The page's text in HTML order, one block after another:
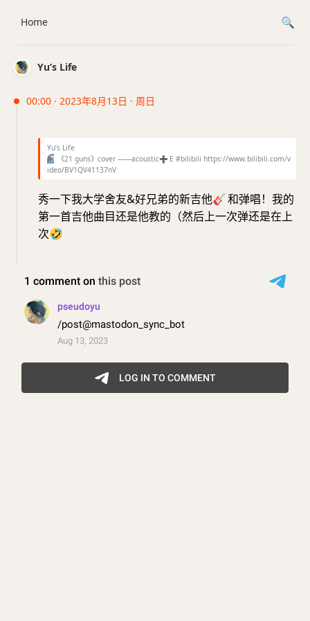
Yu’s Life
00:00 · 2023年8月13日 · 周日
Yu’s Life
▶️
《21 guns》cover ——acoustic➕ E #bilibili https://www.bilibili.com/v
ideo/BV1QV41137nV
秀一下我大学舍友&好兄弟的新吉他🎸和弹唱！我的
第一首吉他曲目还是他教的（然后上一次弹还是在上
次🤣
Home